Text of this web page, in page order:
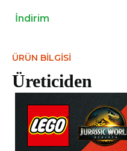
İndirim
ÜRÜN BILGISI
Üreticiden